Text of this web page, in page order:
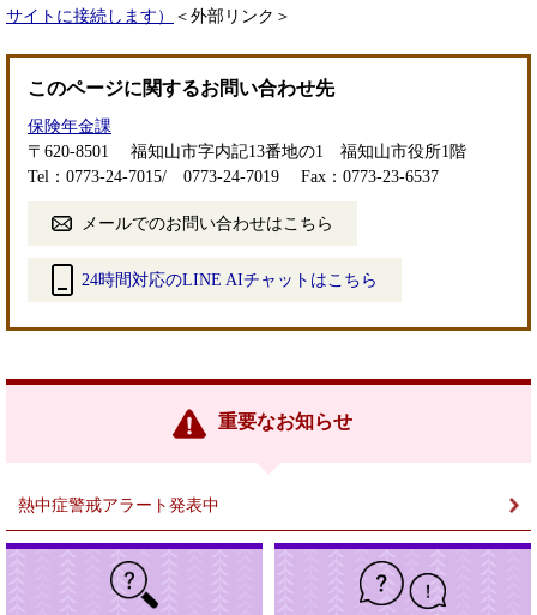
サイトに接続します）
＜外部リンク＞
このページに関するお問い合わせ先
保険年金課
〒620-8501
福知山市字内記13番地の1 福知山市役所1階
Tel：0773-24-7015/ 0773-24-7019
Fax：0773-23-6537
メールでのお問い合わせはこちら
24時間対応のLINE AIチャットはこちら
リ
重要なお知らせ
熱中症警戒アラート発表中